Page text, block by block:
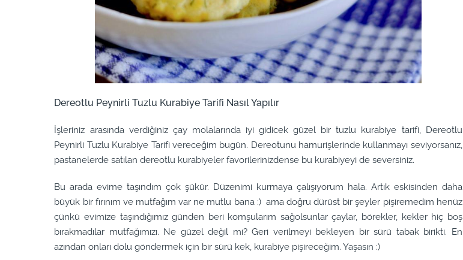
Dereotlu Peynirli Tuzlu Kurabiye Tarifi Nasıl Yapılır
İşleriniz arasında verdiğiniz çay molalarında iyi gidicek güzel bir tuzlu kurabiye tarifi, Dereotlu
Peynirli Tuzlu Kurabiye Tarifi vereceğim bugün. Dereotunu hamurişlerinde kullanmayı seviyorsanız,
pastanelerde satılan dereotlu kurabiyeler favorilerinizdense bu kurabiyeyi de seversiniz.
Bu arada evime taşındım çok şükür. Düzenimi kurmaya çalışıyorum hala. Artık eskisinden daha
büyük bir fırınım ve mutfağım var ne mutlu bana :) ama doğru dürüst bir şeyler pişiremedim henüz
çünkü evimize taşındığımız günden beri komşularım sağolsunlar çaylar, börekler, kekler hiç boş
bırakmadılar mutfağımızı. Ne güzel değil mi? Geri verilmeyi bekleyen bir sürü tabak birikti. En
azından onları dolu göndermek için bir sürü kek, kurabiye pişireceğim. Yaşasın :)